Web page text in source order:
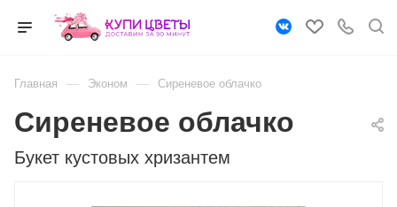
Главная — Эконом — Сиреневое облачко
Букет кустовых хризантем
Сиреневое облачко